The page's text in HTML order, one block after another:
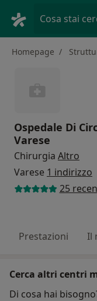
Cosa stai
Homepage
Ospedale Di
Varese
Chirurgia Altro
Varese 1 indirizzo
25
Prestazioni Il
Cerca altri centri
Di cosa hai